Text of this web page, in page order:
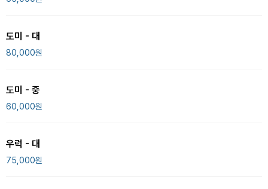
도미 - 대
80,000원
도미 - 중
60,000원
우럭 - 대
75,000원